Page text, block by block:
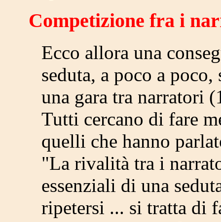
Competizione fra i
Ecco allora una
seduta, a poco a
una gara tra narratori
Tutti cercano di fare
quelli che hanno
"La rivalità tra i
essenziali di una
ripetersi ... si tratta di